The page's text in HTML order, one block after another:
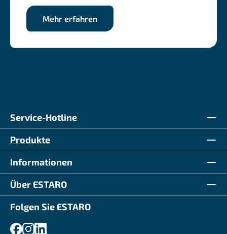
Mehr erfahren
Service-Hotline
Produkte
Informationen
Über ESTARO
Folgen Sie ESTARO